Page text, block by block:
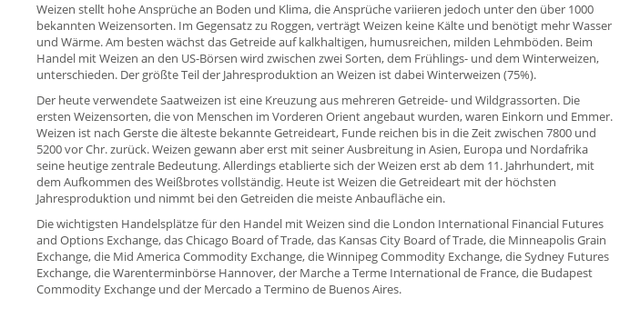
Weizen stellt hohe Ansprüche an Boden und Klima, die Ansprüche variieren jedoch unter den über 1000
bekannten Weizensorten. Im Gegensatz zu Roggen, verträgt Weizen keine Kälte und benötigt mehr Wasser
und Wärme. Am besten wächst das Getreide auf kalkhaltigen, humusreichen, milden Lehmböden. Beim
Handel mit Weizen an den US-Börsen wird zwischen zwei Sorten, dem Frühlings- und dem Winterweizen,
unterschieden. Der größte Teil der Jahresproduktion an Weizen ist dabei Winterweizen (75%).
Der heute verwendete Saatweizen ist eine Kreuzung aus mehreren Getreide- und Wildgrassorten. Die
ersten Weizensorten, die von Menschen im Vorderen Orient angebaut wurden, waren Einkorn und Emmer.
Weizen ist nach Gerste die älteste bekannte Getreideart, Funde reichen bis in die Zeit zwischen 7800 und
5200 vor Chr. zurück. Weizen gewann aber erst mit seiner Ausbreitung in Asien, Europa und Nordafrika
seine heutige zentrale Bedeutung. Allerdings etablierte sich der Weizen erst ab dem 11. Jahrhundert, mit
dem Aufkommen des Weißbrotes vollständig. Heute ist Weizen die Getreideart mit der höchsten
Jahresproduktion und nimmt bei den Getreiden die meiste Anbaufläche ein.
Die wichtigsten Handelsplätze für den Handel mit Weizen sind die London International Financial Futures
and Options Exchange, das Chicago Board of Trade, das Kansas City Board of Trade, die Minneapolis Grain
Exchange, die Mid America Commodity Exchange, die Winnipeg Commodity Exchange, die Sydney Futures
Exchange, die Warenterminbörse Hannover, der Marche a Terme International de France, die Budapest
Commodity Exchange und der Mercado a Termino de Buenos Aires.